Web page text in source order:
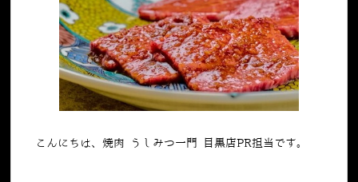
こんにちは、焼肉 うしみつ一門 目黒店PR担当です。